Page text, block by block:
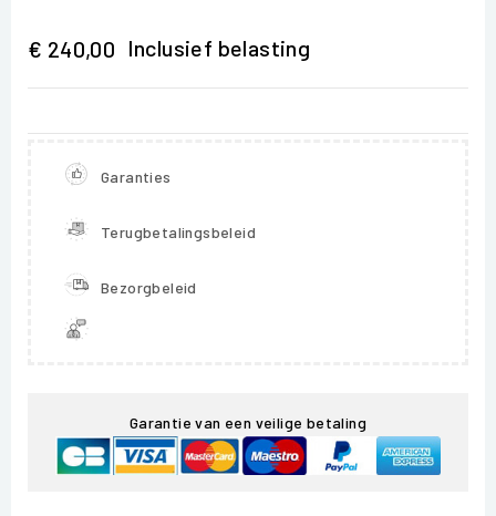
€ 240,00 Inclusief belasting
Garanties
Terugbetalingsbeleid
Bezorgbeleid
Garantie van een veilige betaling